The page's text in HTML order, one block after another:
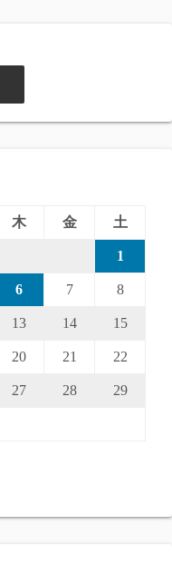
木 金 土
1
6 7 8
13 14 15
20 21 22
27 28 29